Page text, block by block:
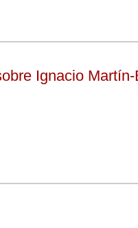
Ignacio